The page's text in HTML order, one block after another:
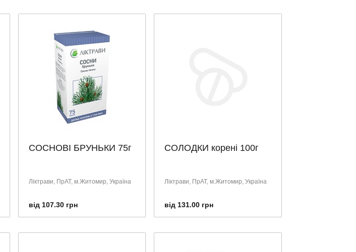
СОСНОВІ БРУНЬКИ 75г
Ліктрави, ПрАТ, м.Житомир, Україна
від 107.30 грн
СОЛОДКИ корені 100г
Ліктрави, ПрАТ, м.Житомир, Україна
від 131.00 грн